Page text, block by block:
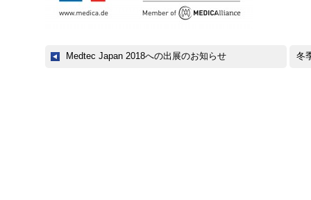
Medtec Japan 2018への出展のお知らせ 冬